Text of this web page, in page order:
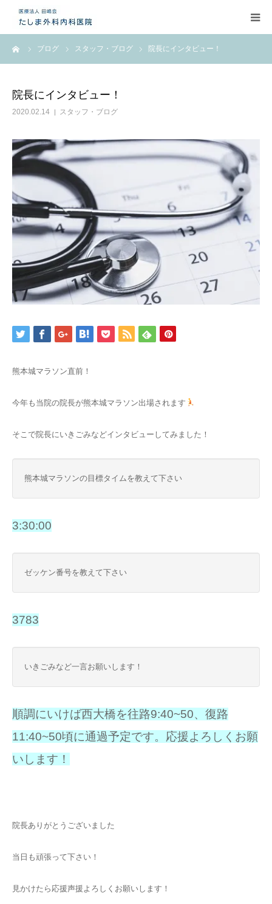
ブログ スタッフ・ブログ 院長にインタビュー！
院長にインタビュー！
2020.02.14 スタッフ・ブログ
熊本城マラソン直前！
今年も当院の院長が熊本城マラソン出場されます
そこで院長にいきごみなどインタビューしてみました！
熊本城マラソンの目標タイムを教えて下さい
3:30:00
ゼッケン番号を教えて下さい
3783
いきごみなど一言お願いします！
順調にいけば西大橋を往路9:40~50、復路
11:40~50頃に通過予定です。応援よろしくお願
いします！
院長ありがとうございました
当日も頑張って下さい！
見かけたら応援声援よろしくお願いします！
お問い合わせ
医師紹介
お知らせ
アクセス
自由診療のご案内
ヴァンキッシュ
血液クレンジング